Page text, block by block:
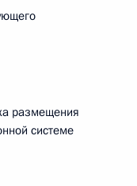
размещения
системе